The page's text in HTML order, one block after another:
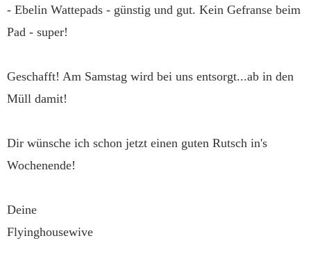
- Ebelin Wattepads - günstig und gut. Kein Gefranse beim
Pad - super!
Geschafft! Am Samstag wird bei uns entsorgt...ab in den
Müll damit!
Dir wünsche ich schon jetzt einen guten Rutsch in's
Wochenende!
Deine
Flyinghousewive